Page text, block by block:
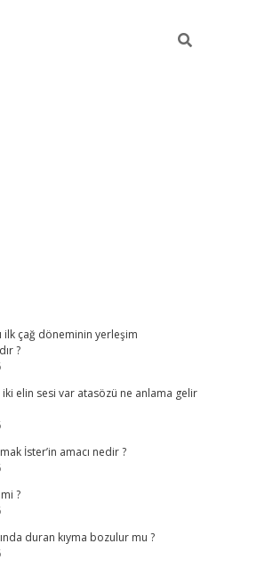
ilk çağ döneminin yerleşim
?
elin sesi var atasözü ne anlama gelir
İster’in amacı nedir ?
?
duran kıyma bozulur mu ?